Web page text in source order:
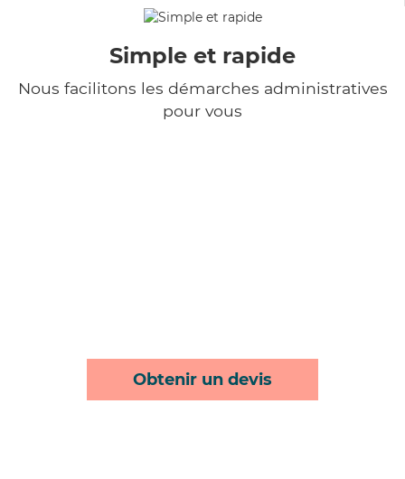
Simple et rapide
Nous facilitons les démarches administratives
pour vous
Obtenir un devis